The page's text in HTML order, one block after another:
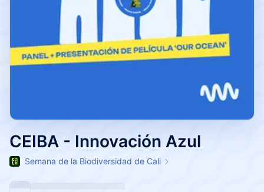
CEIBA - Innovación Azul
Semana de la Biodiversidad de Cali